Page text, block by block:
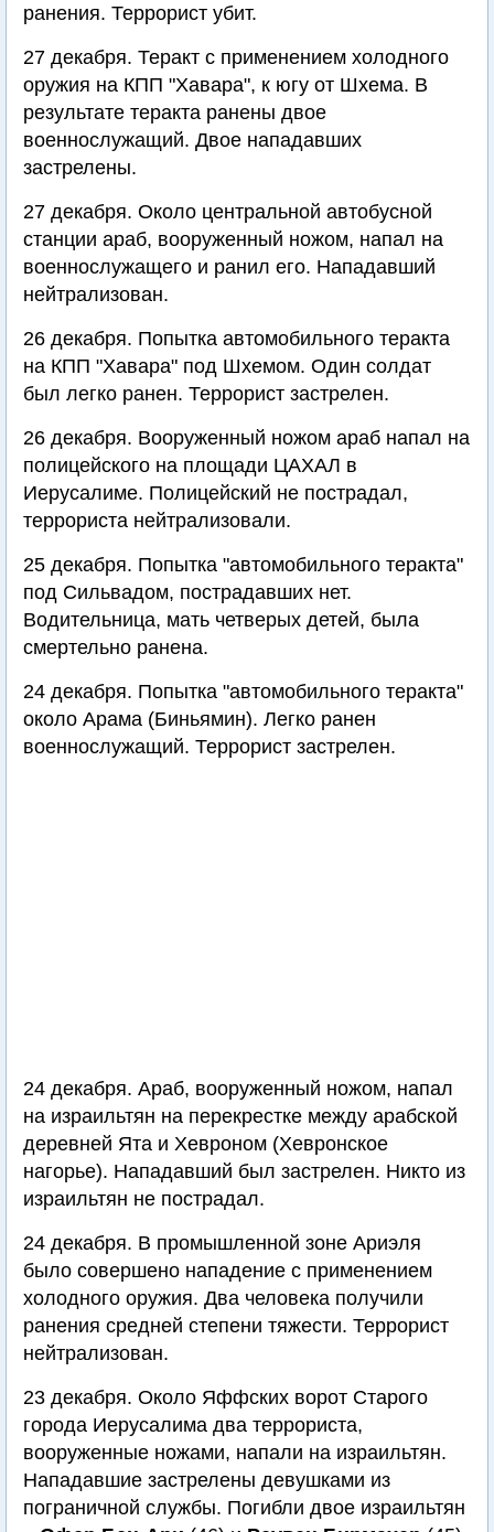
ранения. Террорист убит.
27 декабря. Теракт с применением холодного
оружия на КПП "Хавара", к югу от Шхема. В
результате теракта ранены двое
военнослужащий. Двое нападавших
застрелены.
27 декабря. Около центральной автобусной
станции араб, вооруженный ножом, напал на
военнослужащего и ранил его. Нападавший
нейтрализован.
26 декабря. Попытка автомобильного теракта
на КПП "Хавара" под Шхемом. Один солдат
был легко ранен. Террорист застрелен.
26 декабря. Вооруженный ножом араб напал на
полицейского на площади ЦАХАЛ в
Иерусалиме. Полицейский не пострадал,
террориста нейтрализовали.
25 декабря. Попытка "автомобильного теракта"
под Сильвадом, пострадавших нет.
Водительница, мать четверых детей, была
смертельно ранена.
24 декабря. Попытка "автомобильного теракта"
около Арама (Биньямин). Легко ранен
военнослужащий. Террорист застрелен.
24 декабря. Араб, вооруженный ножом, напал
на израильтян на перекрестке между арабской
деревней Ята и Хевроном (Хевронское
нагорье). Нападавший был застрелен. Никто из
израильтян не пострадал.
24 декабря. В промышленной зоне Ариэля
было совершено нападение с применением
холодного оружия. Два человека получили
ранения средней степени тяжести. Террорист
нейтрализован.
23 декабря. Около Яффских ворот Старого
города Иерусалима два террориста,
вооруженные ножами, напали на израильтян.
Нападавшие застрелены девушками из
пограничной службы. Погибли двое израильтян